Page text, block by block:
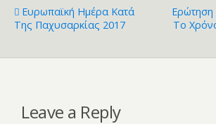
Ευρωπαϊκή Ημέρα Κατά
Της Παχυσαρκίας 2017
Ερώτηση
Το
Leave a Reply